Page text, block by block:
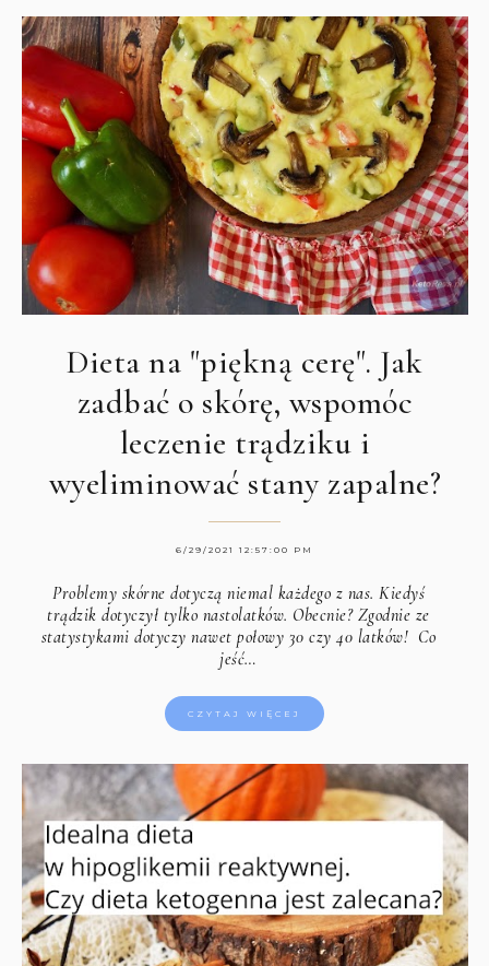
Dieta na "piękną cerę". Jak
zadbać o skórę, wspomóc
leczenie trądziku i
wyeliminować stany zapalne?
6/29/2021 12:57:00 PM
Problemy skórne dotyczą niemal każdego z nas. Kiedyś
trądzik dotyczył tylko nastolatków. Obecnie? Zgodnie ze
statystykami dotyczy nawet połowy 30 czy 40 latków! Co
jeść…
CZYTAJ WIĘCEJ